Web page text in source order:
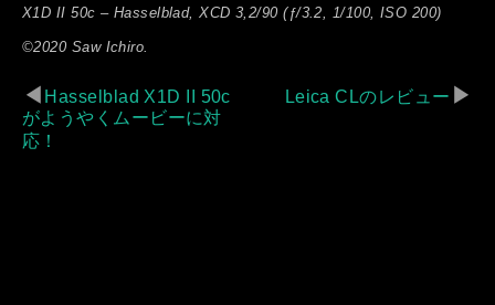
X1D II 50c – Hasselblad, XCD 3,2/90 (ƒ/3.2, 1/100, ISO 200)
©2020 Saw Ichiro.
◀ Hasselblad X1D II 50c
がようやくムービーに対
応！
Leica CLのレビュー ▶